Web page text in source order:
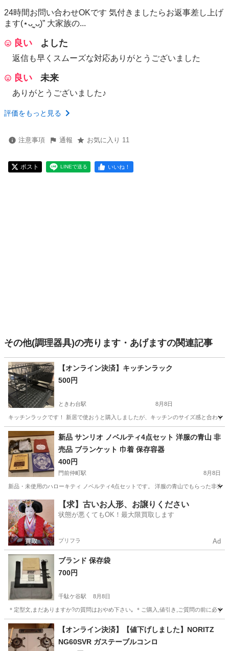
24時間お問い合わせOKです 気付きましたらお返事差し上げ
ます(⋆ᴗ͈ˬᴗ͈)” 大家族の...
良い よした
返信も早くスムーズな対応ありがとうございました
良い 未来
ありがとうございました♪
評価をもっと見る
注意事項 通報 お気に入り 11
ポスト LINEで送る いいね！
その他(調理器具)の売ります・あげますの関連記事
【オンライン決済】キッチンラック
500円
ときわ台駅 8月8日
キッチンラックです！ 新居で使おうと購入しましたが、キッチンのサイズ感と合わず
東京 板橋区 ときわ台駅 家庭用品
新品 サンリオ ノベルティ4点セット 洋服の青山 非
売品 ブランケット 巾着 保存容器
400円
門前仲町駅 8月8日
新品・未使用のハローキティ ノベルティ4点セットです。 洋服の青山でもらった非売
東京 江東区 門前仲町駅 ノベルティグッズ
【求】古いお人形、お譲りください
状態が悪くてもOK！最大限買取します
プリフラ Ad
ブランド 保存袋
700円
千駄ケ谷駅 8月8日
＊定型文,まだありますか?の質問はおやめ下さい｡ ＊ご購入,値引き,ご質問の前に必
東京 渋谷区 千駄ケ谷駅 ラッピング用品 ブランド
【オンライン決済】【値下げしました】NORITZ
NG60SVR ガステーブルコンロ